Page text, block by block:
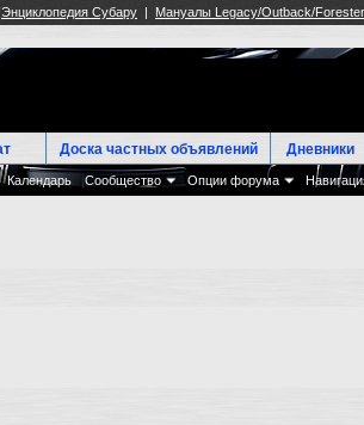
Календарь Сообщество Опции форума
Доска частных объявлений Дневники